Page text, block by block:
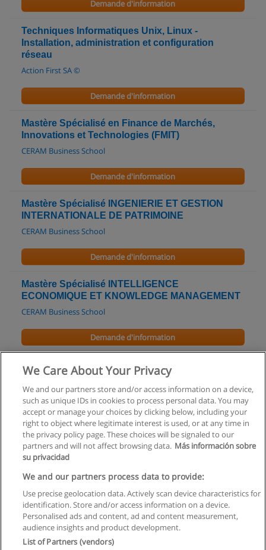
Demande d'information
Techniques Informatiques Unix, Linux -
Installation, administration et configuration
réseau
Action First SA ©
Demande d'information
Mastère Spécialisé en Finance de Marchés,
Innovations et Technologies (FMIT)
CERAM Business School
Demande d'information
Mastère Spécialisé INGENIERIE ET GESTION
INTERNATIONALE DE PATRIMOINE
CERAM Business School
Demande d'information
Mastère Spécialisé INTELLIGENCE
ECONOMIQUE ET KNOWLEDGE MANAGEMENT
CERAM Business School
Demande d'information
Theseus-EDHEC MBA
Demande d'information
Règles d'utilisation
Confidentialité des données
Contacter Educaedu
Copyright © Educaedu Business S.L. - CIF : B-95610580: -
We Care About Your Privacy
We and our partners store and/or access information on a device,
such as unique IDs in cookies to process personal data. You may
accept or manage your choices by clicking below, including your
right to object where legitimate interest is used, or at any time in
the privacy policy page. These choices will be signaled to our
partners and will not affect browsing data. Más información sobre
su privacidad
We and our partners process data to provide:
Use precise geolocation data. Actively scan device characteristics for
identification. Store and/or access information on a device.
Personalised ads and content, ad and content measurement,
audience insights and product development.
List of Partners (vendors)